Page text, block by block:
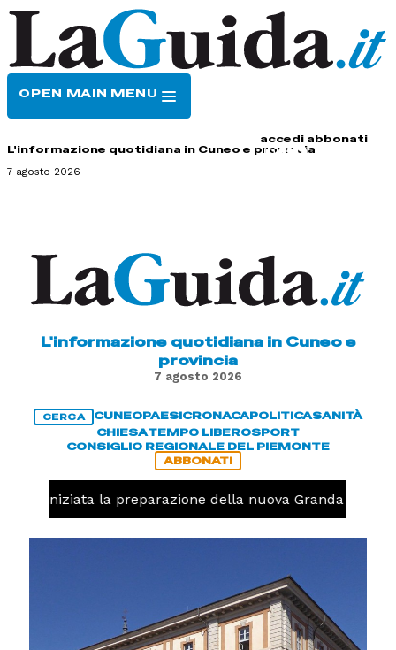
OPEN MAIN MENU
accedi abbonati
L'informazione quotidiana in Cuneo e provincia
7 agosto 2026
L'informazione quotidiana in Cuneo e
provincia
7 agosto 2026
CERCA CUNEOPAESICRONACAPOLITICASANITÀ
CHIESATEMPO LIBEROSPORT
CONSIGLIO REGIONALE DEL PIEMONTE
ABBONATI
iniziata la preparazione della nuova Granda Volley